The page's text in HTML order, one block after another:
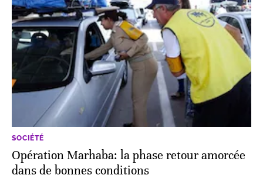
SOCIÉTÉ
Opération Marhaba: la phase retour amorcée
dans de bonnes conditions